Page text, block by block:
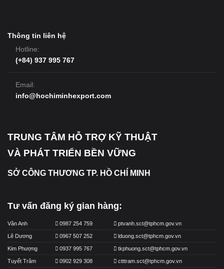
Thông tin liên hệ
Hotline:
(+84) 937 995 767
Email:
info@hochiminhexport.com
TRUNG TÂM HỖ TRỢ KỸ THUẬT
VÀ PHÁT TRIỂN BỀN VỮNG
SỞ CÔNG THƯƠNG TP. HỒ CHÍ MINH
Tư vấn đăng ký gian hàng:
Vân Anh 0987 254 759 ptvanh.sct@tphcm.gov.vn
Lê Dương 0967 507 252 lduong.sct@tphcm.gov.vn
Kim Phượng 0937 995 767 tkphuong.sct@tphcm.gov.vn
Tuyết Trâm 0902 929 308 ctttram.sct@tphcm.gov.vn